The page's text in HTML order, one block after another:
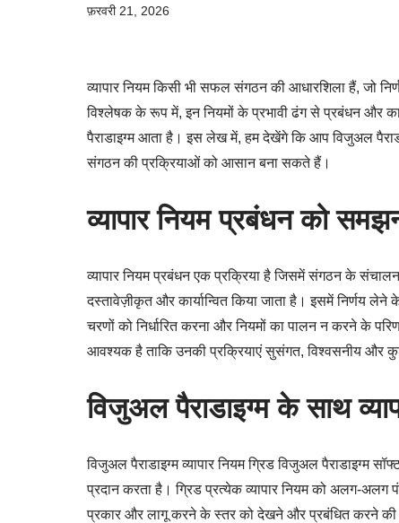
फ़रवरी 21, 2026
व्यापार नियम किसी भी सफल संगठन की आधारशिला हैं, जो
विश्लेषक के रूप में, इन नियमों के प्रभावी ढंग से प्रबंधन और
पैराडाइग्म आता है। इस लेख में, हम देखेंगे कि आप विजुअल
संगठन की प्रक्रियाओं को आसान बना सकते हैं।
व्यापार नियम प्रबंधन को
व्यापार नियम प्रबंधन एक प्रक्रिया है जिसमें संगठन के संचालन
दस्तावेज़ीकृत और कार्यान्वित किया जाता है। इसमें निर्णय लेने
चरणों को निर्धारित करना और नियमों का पालन न करने के
आवश्यक है ताकि उनकी प्रक्रियाएं सुसंगत, विश्वसनीय और
विजुअल पैराडाइग्म के साथ
विजुअल पैराडाइग्म व्यापार नियम ग्रिड विजुअल पैराडाइग्म
प्रदान करता है। ग्रिड प्रत्येक व्यापार नियम को अलग-अलग
प्रकार और लागू करने के स्तर को देखने और प्रबंधित करने की